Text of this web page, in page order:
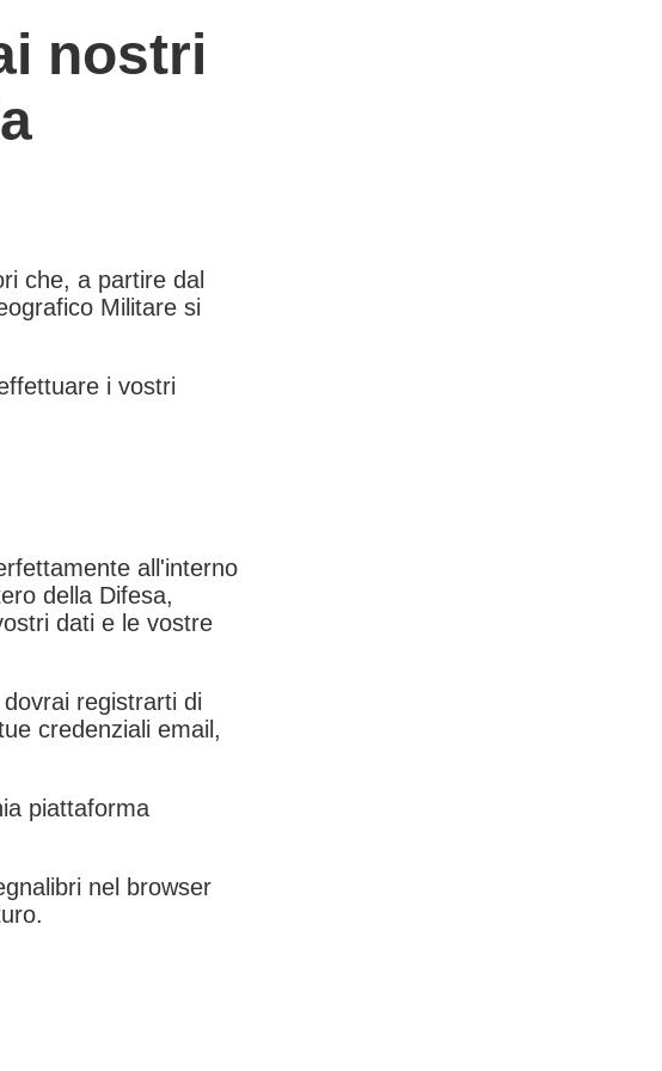
nostri
che, a partire dal
Militare si
i vostri
all'interno
della Difesa,
dati e le vostre
registrarti di
credenziali email,
piattaforma
nel browser